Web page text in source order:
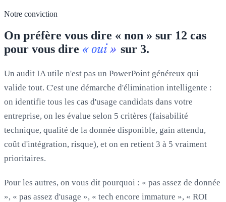
Notre conviction
On préfère vous dire « non » sur 12 cas
pour vous dire « oui » sur 3.
Un audit IA utile n'est pas un PowerPoint généreux qui
valide tout. C'est une démarche d'élimination intelligente :
on identifie tous les cas d'usage candidats dans votre
entreprise, on les évalue selon 5 critères (faisabilité
technique, qualité de la donnée disponible, gain attendu,
coût d'intégration, risque), et on en retient 3 à 5 vraiment
prioritaires.
Pour les autres, on vous dit pourquoi : « pas assez de donnée
», « pas assez d'usage », « tech encore immature », « ROI